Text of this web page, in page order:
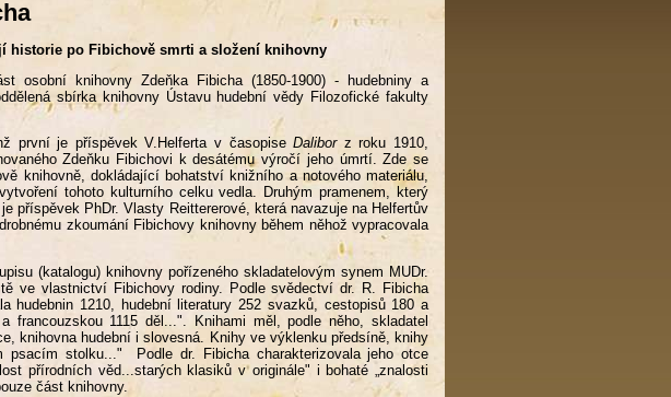
historie po Fibichově smrti a složení knihovny
osobní knihovny Zdeňka Fibicha (1850-1900) - hudebniny a
sbírka knihovny Ústavu hudební vědy Filozofické fakulty
první je příspěvek V.Helferta v časopiseDalibor z roku 1910,
Zdeňku Fibichovi k desátému výročí jeho úmrtí. Zde se
knihovně, dokládající bohatství knižního a notového materiálu,
tohoto kulturního celku vedla. Druhým pramenem, který
příspěvek PhDr. Vlasty Reittererové, která navazuje na Helfertův
zkoumání Fibichovy knihovny během něhož vypracovala
(katalogu) knihovny pořízeného skladatelovým synem MUDr.
ve vlastnictví Fibichovy rodiny. Podle svědectví dr. R. Fibicha
hudebnin 1210, hudební literatury 252 svazků, cestopisů 180 a
francouzskou 1115 děl...". Knihami měl, podle něho, skladatel
knihovna hudební i slovesná. Knihy ve výklenku předsíně, knihy
stolku..." Podle dr. Fibicha charakterizovala jeho otce
přírodních věd...starých klasiků v originále" i bohaté „znalosti
část knihovny.